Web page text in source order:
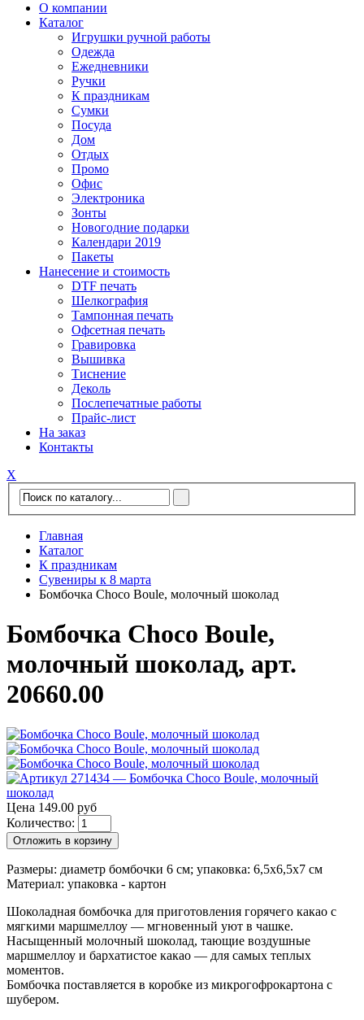
О компании
Каталог
Игрушки ручной работы
Одежда
Ежедневники
Ручки
К праздникам
Сумки
Посуда
Дом
Отдых
Промо
Офис
Электроника
Зонты
Новогодние подарки
Календари 2019
Пакеты
Нанесение и стоимость
DTF печать
Шелкография
Тампонная печать
Офсетная печать
Гравировка
Вышивка
Тиснение
Деколь
Послепечатные работы
Прайс-лист
На заказ
Контакты
Х
Главная
Каталог
К праздникам
Сувениры к 8 марта
Бомбочка Choсo Boule, молочный шоколад
Бомбочка Choсo Boule,
молочный шоколад, арт.
20660.00
Цена 149.00 руб
Количество:
Отложить в корзину
Размеры: диаметр бомбочки 6 см; упаковка: 6,5х6,5х7 см
Материал: упаковка - картон
Шоколадная бомбочка для приготовления горячего какао с
мягкими маршмеллоу — мгновенный уют в чашке.
Насыщенный молочный шоколад, тающие воздушные
маршмеллоу и бархатистое какао — для самых теплых
моментов.
Бомбочка поставляется в коробке из микрогофрокартона с
шубером.